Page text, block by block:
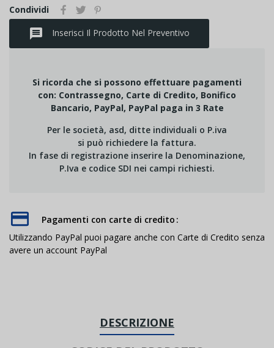
Condividi
message Inserisci Il Prodotto Nel Preventivo
Si ricorda che si possono effettuare pagamenti
con: Contrassegno, Carte di Credito, Bonifico
Bancario, PayPal, PayPal paga in 3 Rate
Per le società, asd, ditte individuali o P.iva
si può richiedere la fattura.
In fase di registrazione inserire la Denominazione,
P.Iva e codice SDI nei campi richiesti.
Pagamenti con carte di credito
Utilizzando PayPal puoi pagare anche con Carte di Credito senza
avere un account PayPal
DESCRIZIONE